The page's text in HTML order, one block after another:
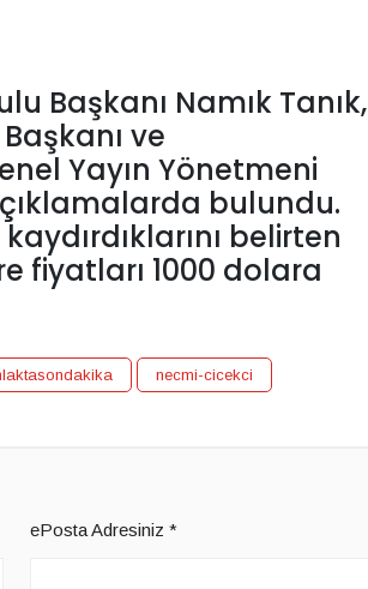
Başkanı Namık Tanık,
ve
Yayın Yönetmeni
bulundu.
belirten
fiyatları 1000 dolara
necmi-cicekci
ePosta Adresiniz *